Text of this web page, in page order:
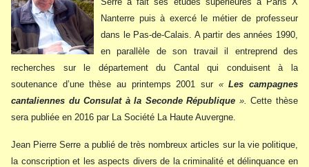
Nanterre puis à exercé le métier de professeur
dans le Pas-de-Calais. A partir des années 1990,
en parallèle de son travail il entreprend des
recherches sur le département du Cantal qui conduisent à la
soutenance d’une thèse au printemps 2001 sur «Les campagnes
cantaliennes du Consulat à la Seconde République ».Cette thèse
sera publiée en 2016 par La Société La Haute Auvergne.
Jean Pierre Serre a publié de très nombreux articles sur la vie politique,
la conscription et les aspects divers de la criminalité et délinquance en